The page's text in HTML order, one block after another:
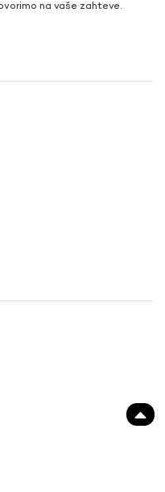
na vaše zahteve.